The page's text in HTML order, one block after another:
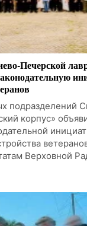
Печерской
подразделений
корпус»
Верховной